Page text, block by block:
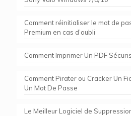
Comment réinitialiser le mot de
Premium en cas d’oubli
Comment Imprimer Un PDF
Comment Pirater ou Cracker Un
Un Mot De Passe
Le Meilleur Logiciel de